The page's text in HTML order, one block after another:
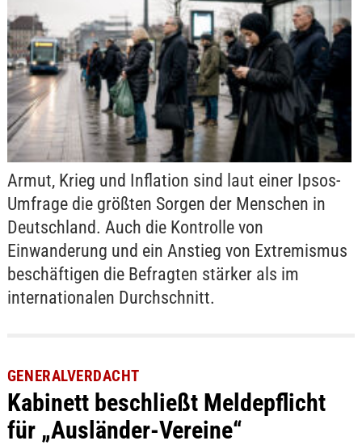
Armut, Krieg und Inflation sind laut einer Ipsos-
Umfrage die größten Sorgen der Menschen in
Deutschland. Auch die Kontrolle von
Einwanderung und ein Anstieg von Extremismus
beschäftigen die Befragten stärker als im
internationalen Durchschnitt.
GENERALVERDACHT
Kabinett beschließt Meldepflicht
für „Ausländer-Vereine“